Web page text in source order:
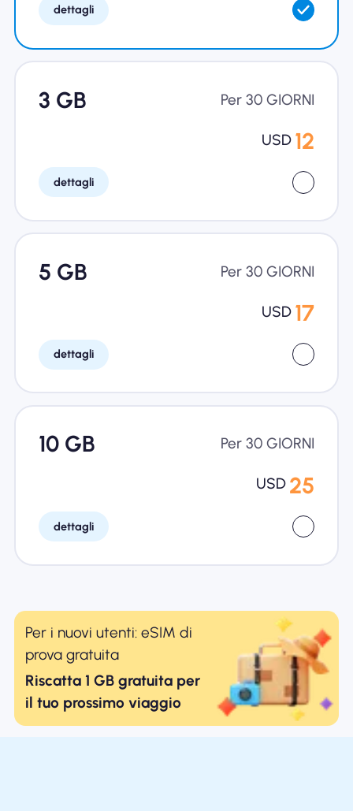
Per affari
dettagli
3 GB Per 30 GIORNI
USD 12
dettagli
5 GB Per 30 GIORNI
USD 17
dettagli
10 GB Per 30 GIORNI
USD 25
dettagli
Per i nuovi utenti: eSIM di
prova gratuita
Riscatta 1 GB gratuita per
il tuo prossimo viaggio